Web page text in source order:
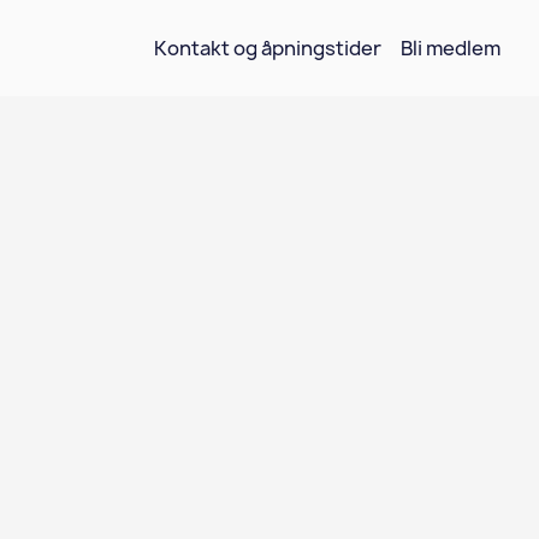
Kontakt og åpningstider Bli medlem